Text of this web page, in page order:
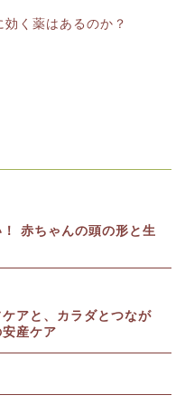
効く薬はあるのか？
赤ちゃんの頭の形と生
アと、カラダとつなが
産ケア